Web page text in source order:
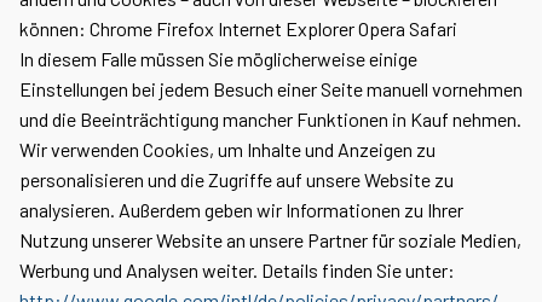
können: Chrome Firefox Internet Explorer Opera Safari
In diesem Falle müssen Sie möglicherweise einige
Einstellungen bei jedem Besuch einer Seite manuell vornehmen
und die Beeinträchtigung mancher Funktionen in Kauf nehmen.
Wir verwenden Cookies, um Inhalte und Anzeigen zu
personalisieren und die Zugriffe auf unsere Website zu
analysieren. Außerdem geben wir Informationen zu Ihrer
Nutzung unserer Website an unsere Partner für soziale Medien,
Werbung und Analysen weiter. Details finden Sie unter: